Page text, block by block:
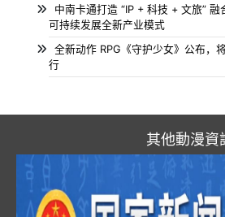
中南卡通打造 “IP + 科技 + 文旅”
可持续发展全新产业模式
全新动作 RPG《守护少女》公布，
行
其他動漫資